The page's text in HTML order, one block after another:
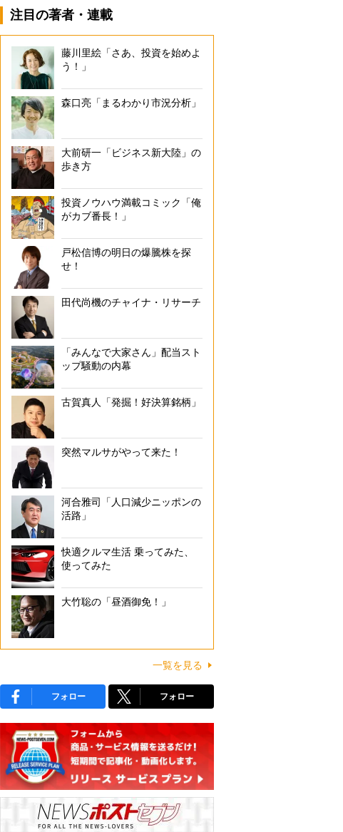
注目の著者・連載
藤川里絵「さあ、投資を始めよ
う！」
森口亮「まるわかり市況分析」
大前研一「ビジネス新大陸」の
歩き方
投資ノウハウ満載コミック「俺
がカブ番長！」
戸松信博の明日の爆騰株を探
せ！
田代尚機のチャイナ・リサーチ
「みんなで大家さん」配当スト
ップ騒動の内幕
古賀真人「発掘！好決算銘柄」
突然マルサがやって来た！
河合雅司「人口減少ニッポンの
活路」
快適クルマ生活 乗ってみた、
使ってみた
大竹聡の「昼酒御免！」
一覧を見る
フォロー フォロー